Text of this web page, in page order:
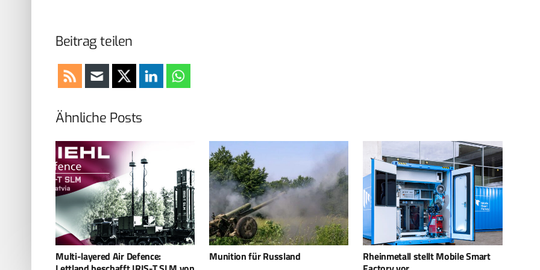
Beitrag teilen
Ähnliche Posts
Munition für Russland
Rheinmetall stellt Mobile Smart
Modernes